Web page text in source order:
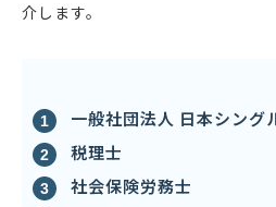
介します。
一般社団法人 日本シング
税理士
社会保険労務士